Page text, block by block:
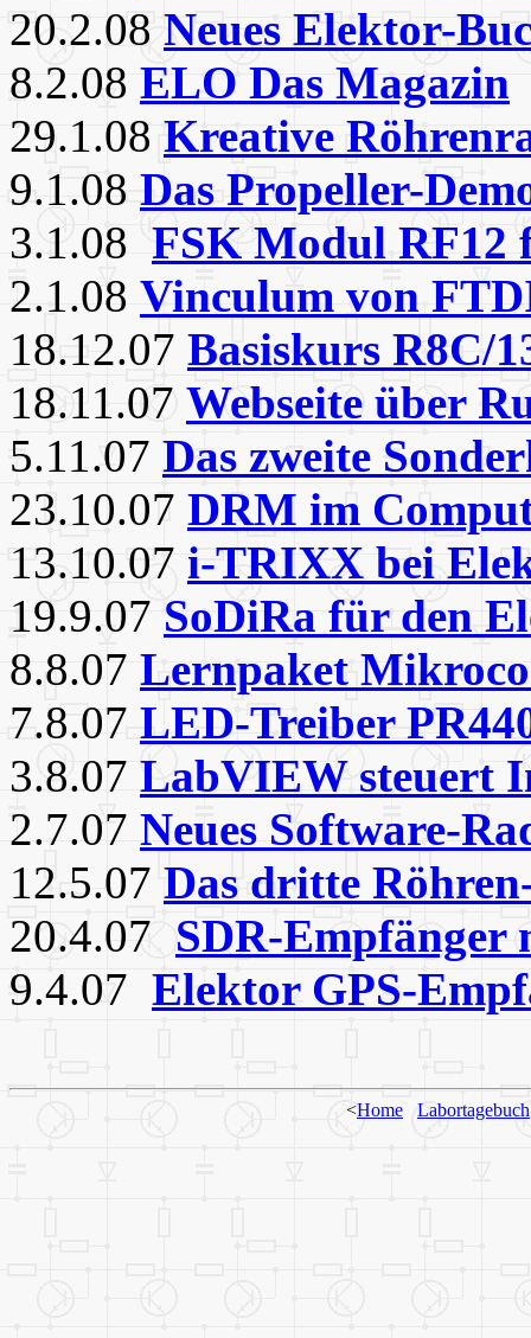
20.2.08 Neues Elektor-
8.2.08 ELO Das Magazin
29.1.08 Kreative
9.1.08 Das Propeller-
3.1.08 FSK Modul RF12
2.1.08 Vinculum von
18.12.07 Basiskurs R8C/
18.11.07 Webseite über
5.11.07 Das zweite
23.10.07 DRM im
13.10.07 i-TRIXX bei
19.9.07 SoDiRa für den
8.8.07 Lernpaket
7.8.07 LED-Treiber
3.8.07 LabVIEW steuert
2.7.07 Neues Software-
12.5.07 Das dritte
20.4.07 SDR-Empfänger
9.4.07 Elektor GPS-
<Home Labortagebuch